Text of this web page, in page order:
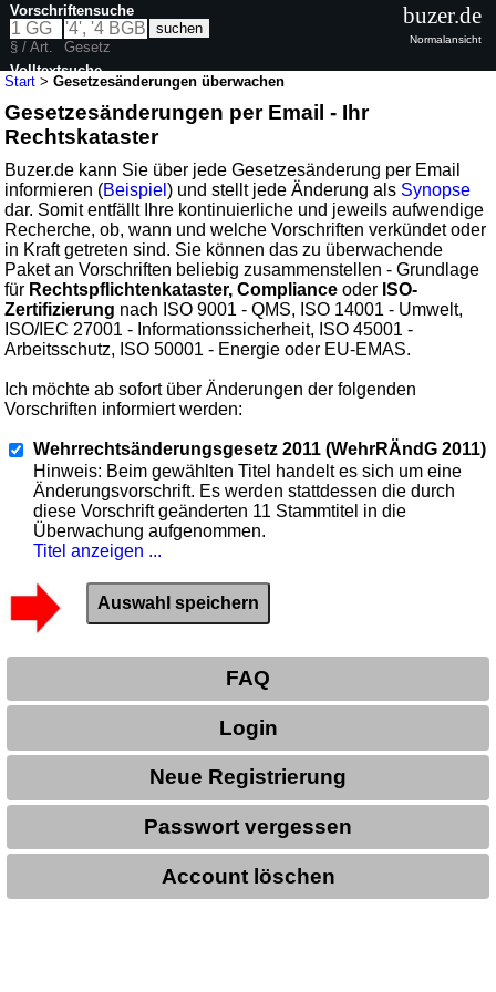
Start >Gesetzesänderungen überwachen
Gesetzesänderungen per Email - Ihr
Rechtskataster
Buzer.de kann Sie über jede Gesetzesänderung per Email
informieren (Beispiel) und stellt jede Änderung als Synopse
dar. Somit entfällt Ihre kontinuierliche und jeweils aufwendige
Recherche, ob, wann und welche Vorschriften verkündet oder
in Kraft getreten sind. Sie können das zu überwachende
Paket an Vorschriften beliebig zusammenstellen - Grundlage
für Rechtspflichtenkataster, Compliance oder ISO-
Zertifizierung nach ISO 9001 - QMS, ISO 14001 - Umwelt,
ISO/IEC 27001 - Informationssicherheit, ISO 45001 -
Arbeitsschutz, ISO 50001 - Energie oder EU-EMAS.
Ich möchte ab sofort über Änderungen der folgenden
Vorschriften informiert werden:
Wehrrechtsänderungsgesetz 2011 (WehrRÄndG 2011)
Hinweis: Beim gewählten Titel handelt es sich um eine
Änderungsvorschrift. Es werden stattdessen die durch
diese Vorschrift geänderten 11 Stammtitel in die
Überwachung aufgenommen.
Titel anzeigen ...
FAQ
Login
Neue Registrierung
Passwort vergessen
Account löschen
Vorschriftensuche
§ / Art.
Gesetz
Volltextsuche
buzer.de
Normalansicht